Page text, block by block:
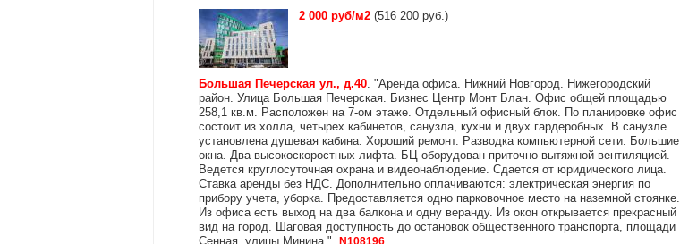
2 000 руб/м2(516 200 руб.)
Большая Печерская ул., д.40. "Аренда офиса. Нижний Новгород. Нижегородский
район. Улица Большая Печерская. Бизнес Центр Монт Блан. Офис общей площадью
258,1 кв.м. Расположен на 7-ом этаже. Отдельный офисный блок. По планировке офис
состоит из холла, четырех кабинетов, санузла, кухни и двух гардеробных. В санузле
установлена душевая кабина. Хороший ремонт. Разводка компьютерной сети. Большие
окна. Два высокоскоростных лифта. БЦ оборудован приточно-вытяжной вентиляцией.
Ведется круглосуточная охрана и видеонаблюдение. Сдается от юридического лица.
Ставка аренды без НДС. Дополнительно оплачиваются: электрическая энергия по
прибору учета, уборка. Предоставляется одно парковочное место на наземной стоянке.
Из офиса есть выход на два балкона и одну веранду. Из окон открывается прекрасный
вид на город. Шаговая доступность до остановок общественного транспорта, площади
Сенная, улицы Минина.",
N108196